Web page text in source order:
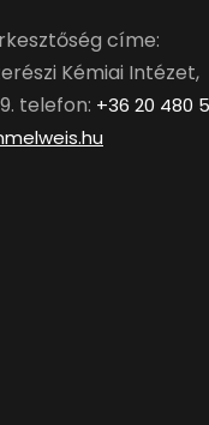
címe:
Kémiai Intézet,
telefon: +36 20 480